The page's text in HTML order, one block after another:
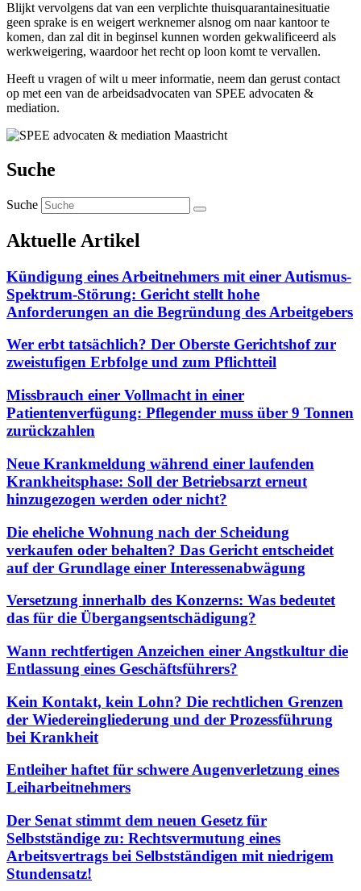
Blijkt vervolgens dat van een verplichte thuisquarantainesituatie
geen sprake is en weigert werknemer alsnog om naar kantoor te
komen, dan zal dit in beginsel kunnen worden gekwalificeerd als
werkweigering, waardoor het recht op loon komt te vervallen.
Heeft u vragen of wilt u meer informatie, neem dan gerust contact
op met een van de arbeidsadvocaten van SPEE advocaten &
mediation.
Suche
Suche
Aktuelle Artikel
Kündigung eines Arbeitnehmers mit einer Autismus-
Spektrum-Störung: Gericht stellt hohe
Anforderungen an die Begründung des Arbeitgebers
Wer erbt tatsächlich? Der Oberste Gerichtshof zur
zweistufigen Erbfolge und zum Pflichtteil
Missbrauch einer Vollmacht in einer
Patientenverfügung: Pflegender muss über 9 Tonnen
zurückzahlen
Neue Krankmeldung während einer laufenden
Krankheitsphase: Soll der Betriebsarzt erneut
hinzugezogen werden oder nicht?
Die eheliche Wohnung nach der Scheidung
verkaufen oder behalten? Das Gericht entscheidet
auf der Grundlage einer Interessenabwägung
Versetzung innerhalb des Konzerns: Was bedeutet
das für die Übergangsentschädigung?
Wann rechtfertigen Anzeichen einer Angstkultur die
Entlassung eines Geschäftsführers?
Kein Kontakt, kein Lohn? Die rechtlichen Grenzen
der Wiedereingliederung und der Prozessführung
bei Krankheit
Entleiher haftet für schwere Augenverletzung eines
Leiharbeitnehmers
Der Senat stimmt dem neuen Gesetz für
Selbstständige zu: Rechtsvermutung eines
Arbeitsvertrags bei Selbstständigen mit niedrigem
Stundensatz!